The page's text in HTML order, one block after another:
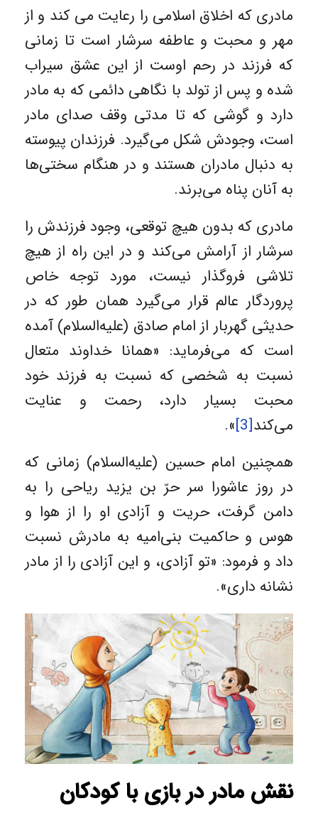
مادری که اخلاق اسلامی را رعایت می کند و از
مهر و محبت و عاطفه سرشار است تا زمانی
که فرزند در رحم اوست از این عشق سیراب
شده و پس از تولد با نگاهی دائمی که به مادر
دارد و گوشی که تا مدتی وقف صدای مادر
است، وجودش شکل می‌گیرد. فرزندان پیوسته
به دنبال مادران هستند و در هنگام سختی‌ها
به آنان پناه می‌برند.
مادری که بدون هیچ توقعی، وجود فرزندش را
سرشار از آرامش می‌کند و در این راه از هیچ
تلاشی فروگذار نیست، مورد توجه خاص
پروردگار عالم قرار می‌گیرد همان طور که در
حدیثی گهربار از امام صادق (عليه‌السلام) آمده
است که می‌فرماید: «همانا خداوند متعال
نسبت به شخصی كه نسبت به فرزند خود
محبت بسيار دارد، رحمت و عنايت
می‌كند[3]
».
همچنین امام حسین (علیه‌السلام) زمانی که
در روز عاشورا سر حرّ بن یزید ریاحی را به
دامن گرفت، حریت و آزادی او را از هوا و
هوس و حاکمیت بنی‌امیه به مادرش نسبت
داد و فرمود: «تو آزادی، و این آزادی را از مادر
نشانه داری».
نقش مادر در بازی با کودکان